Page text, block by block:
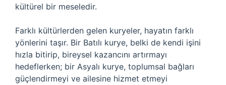
kültürel bir meseledir.
Farklı kültürlerden gelen kuryeler, hayatın farklı
yönlerini taşır. Bir Batılı kurye, belki de kendi işini
hızla bitirip, bireysel kazancını artırmayı
hedeflerken; bir Asyalı kurye, toplumsal bağları
güçlendirmeyi ve ailesine hizmet etmeyi